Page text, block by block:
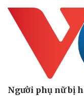
Người phụ nữ bị